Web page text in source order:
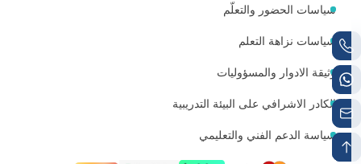
سياسات الحضور والتعلّم
سياسات نزاهة التعلم
وثيقة الادوار والمسؤوليات
الكادر الاشرافي على البيئة التدريبية
سياسة الدعم الفني والتعليمي